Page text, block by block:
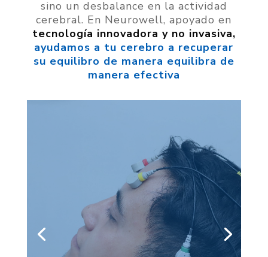
sino un desbalance en la actividad
cerebral. En Neurowell, apoyado en
tecnología innovadora y no invasiva,
ayudamos a tu cerebro a recuperar
su equilibro de manera equilibra de
manera efectiva